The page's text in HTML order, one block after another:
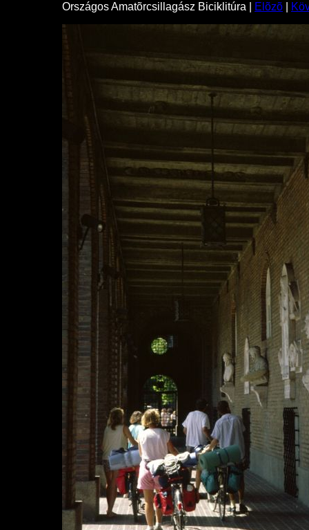
Országos Amatõrcsillagász Biciklitúra | Elõzõ